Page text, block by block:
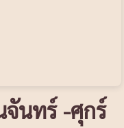
จันทร์ -ศุกร์